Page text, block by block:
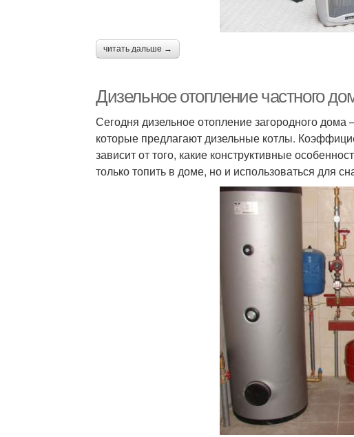
читать дальше →
Дизельное отопление частного
Сегодня дизельное отопление загородного
которые предлагают дизельные котлы.
зависит от того, какие конструктивные
только топить в доме, но и использоваться для